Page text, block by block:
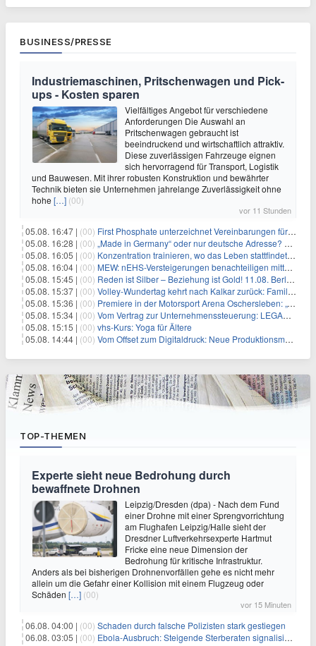
BUSINESS/PRESSE
Industriemaschinen, Pritschenwagen und Pick-
ups - Kosten sparen
Vielfältiges Angebot für verschiedene
Anforderungen Die Auswahl an
Pritschenwagen gebraucht ist
beeindruckend und wirtschaftlich attraktiv.
Diese zuverlässigen Fahrzeuge eignen
sich hervorragend für Transport, Logistik
und Bauwesen. Mit ihrer robusten Konstruktion und bewährter
Technik bieten sie Unternehmen jahrelange Zuverlässigkeit ohne
hohe […] (00)
vor 11 Stunden
05.08. 16:47 | (00) First Phosphate unterzeichnet Vereinbarungen für nicht zu refundierende Zuwendungen in Höhe von 4,84 Mio. $ von der kanadischen Regierung für Straßeninfrastruktur und Stromübertragungsleitungen
05.08. 16:28 | (00) „Made in Germany“ oder nur deutsche Adresse? So erkennen Sie, wo Ihre Leiterplatten wirklich gefertigt werden
05.08. 16:05 | (00) Konzentration trainieren, wo das Leben stattfindet: Mobile EEG-Technologie bringt Neurofeedback in den Alltag
05.08. 16:04 | (00) MEW: nEHS-Versteigerungen benachteiligen mittelständische Unternehmen
05.08. 15:45 | (00) Reden ist Silber – Beziehung ist Gold! 11.08. Berlin – 18:30 Uhr
05.08. 15:37 | (00) Volley-Wundertag kehrt nach Kalkar zurück: Familien-Event verbindet Sport und Freizeitpark-Erlebnis
05.08. 15:36 | (00) Premiere in der Motorsport Arena Oschersleben: „Tage des Donners – die Börde bebt“ feiert ostdeutsche Fahrzeugkultur
05.08. 15:34 | (00) Vom Vertrag zur Unternehmenssteuerung: LEGANTA® stellt neues NIS2-Scoremodell für die Bewertung kritischer Verträge vor
05.08. 15:15 | (00) vhs-Kurs: Yoga für Ältere
05.08. 14:44 | (00) Vom Offset zum Digitaldruck: Neue Produktionsmodelle für eine Branche im Wandel
TOP-THEMEN
Experte sieht neue Bedrohung durch
bewaffnete Drohnen
Leipzig/Dresden (dpa) - Nach dem Fund
einer Drohne mit einer Sprengvorrichtung
am Flughafen Leipzig/Halle sieht der
Dresdner Luftverkehrsexperte Hartmut
Fricke eine neue Dimension der
Bedrohung für kritische Infrastruktur.
Anders als bei bisherigen Drohnenvorfällen gehe es nicht mehr
allein um die Gefahr einer Kollision mit einem Flugzeug oder
Schäden […] (00)
vor 15 Minuten
06.08. 04:00 | (00) Schaden durch falsche Polizisten stark gestiegen
06.08. 03:05 | (00) Ebola-Ausbruch: Steigende Sterberaten signalisieren dringenden Bedarf an verbesserter Gesundheitsinfrastruktur